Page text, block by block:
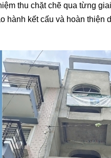
thu chặt chẽ qua từng
hành kết cấu và hoàn thiện